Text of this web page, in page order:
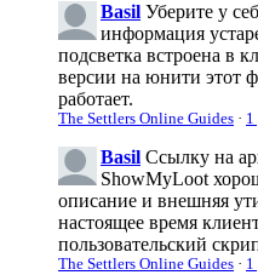
Basil Уберите у
информация
подсветка встроена в
версии на юнити этот
работает.
The Settlers Online Guides · 1
Basil Ссылку на
ShowMyLoot
описание и внешняя
настоящее время
пользовательский
The Settlers Online Guides · 1